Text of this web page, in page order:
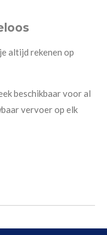
altijd rekenen op
beschikbaar voor al
vervoer op elk